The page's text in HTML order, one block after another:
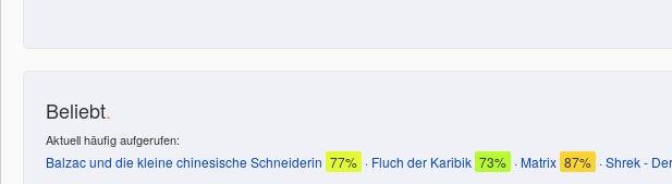
Beliebt.
Aktuell häufig aufgerufen:
Balzac und die kleine chinesische Schneiderin 77% · Fluch der Karibik 73% ·Matrix 87% ·Shrek -